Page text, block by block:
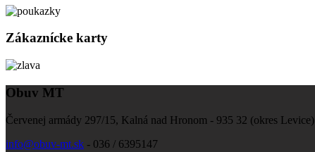
Zákaznícke karty
Obuv MT
Červenej armády 297/15, Kalná nad Hronom - 935 32 (okres Levice)
info@obuv-mt.sk - 036 / 6395147